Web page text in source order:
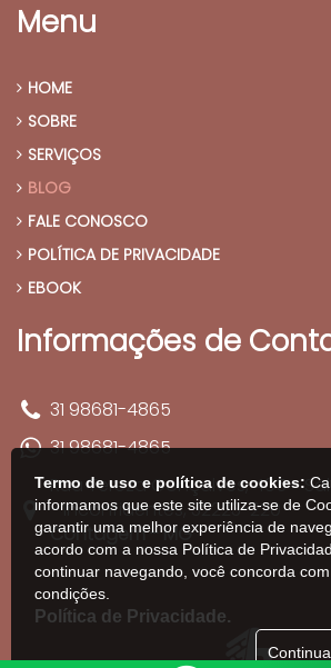
Termo de uso e política de cookies:
informamos que este site utiliza-se de
garantir uma melhor experiência de
acordo com a nossa Política de
continuar navegando, você concorda
condições.
Política de Privacidade.
Menu
HOME
SOBRE
SERVIÇOS
BLOG
FALE CONOSCO
POLÍTICA DE PRIVACIDADE
EBOOK
Informações de
31 98681-4865
31 98681-4865
Rua Tereza Gonçalves, 405 -
- Inconfidentes, 32223-220
Contagem - MG